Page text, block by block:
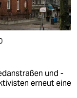
und -
erneut eine